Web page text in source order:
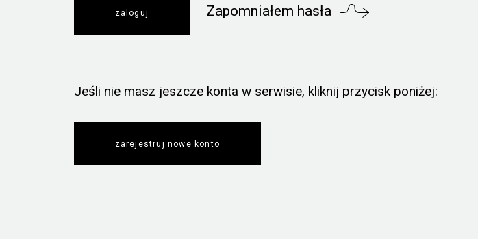
Zapomniałem hasła
Jeśli nie masz jeszcze konta w serwisie, kliknij przycisk poniżej:
zarejestruj nowe konto